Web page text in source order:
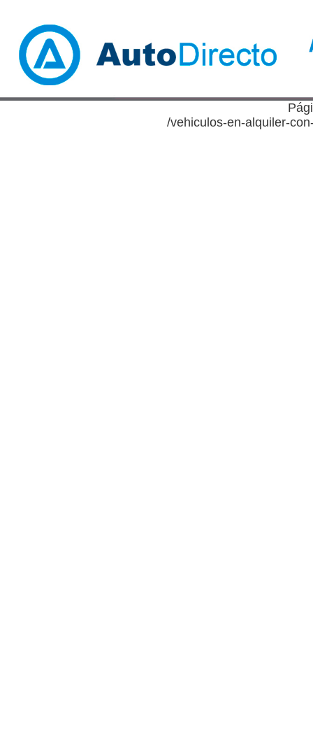
/vehiculos-en-alquiler-